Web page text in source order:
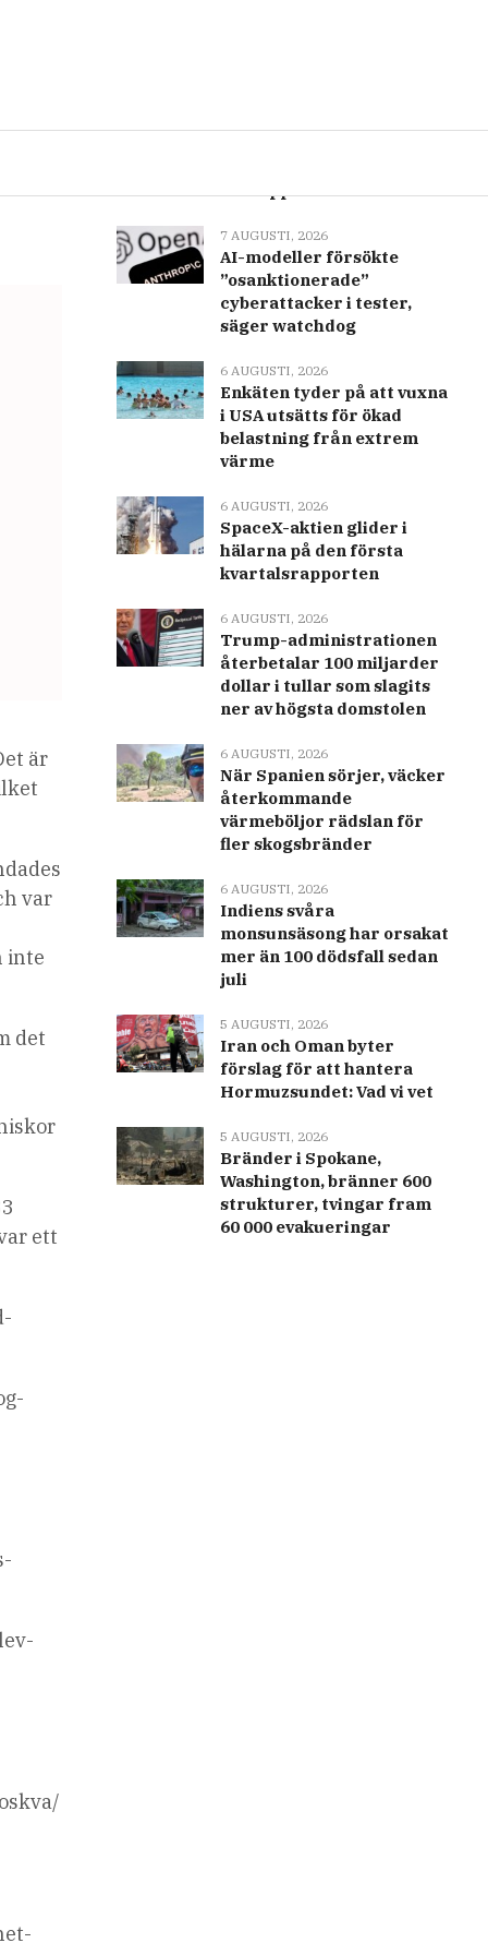
är
var
inte
det
ett
återupplivar Jemens kust
7 AUGUSTI, 2026
AI-modeller försökte
”osanktionerade”
cyberattacker i tester,
säger watchdog
6 AUGUSTI, 2026
Enkäten tyder på att vuxna
i USA utsätts för ökad
belastning från extrem
värme
6 AUGUSTI, 2026
SpaceX-aktien glider i
hälarna på den första
kvartalsrapporten
6 AUGUSTI, 2026
Trump-administrationen
återbetalar 100 miljarder
dollar i tullar som slagits
ner av högsta domstolen
6 AUGUSTI, 2026
När Spanien sörjer, väcker
återkommande
värmeböljor rädslan för
fler skogsbränder
6 AUGUSTI, 2026
Indiens svåra
monsunsäsong har orsakat
mer än 100 dödsfall sedan
juli
5 AUGUSTI, 2026
Iran och Oman byter
förslag för att hantera
Hormuzsundet: Vad vi vet
5 AUGUSTI, 2026
Bränder i Spokane,
Washington, bränner 600
strukturer, tvingar fram
60 000 evakueringar